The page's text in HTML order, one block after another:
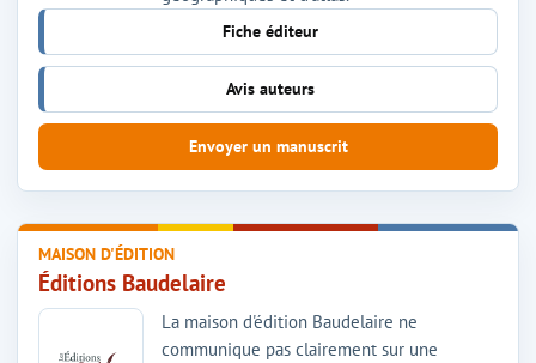
MAISON D'ÉDITION
Éditions Baudelaire
La maison d'édition Baudelaire ne
communique pas clairement sur une
Fiche éditeur
Avis auteurs
Envoyer un manuscrit